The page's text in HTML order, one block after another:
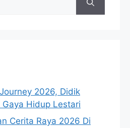
2026, Didik
Hidup Lestari
Cerita Raya 2026 Di